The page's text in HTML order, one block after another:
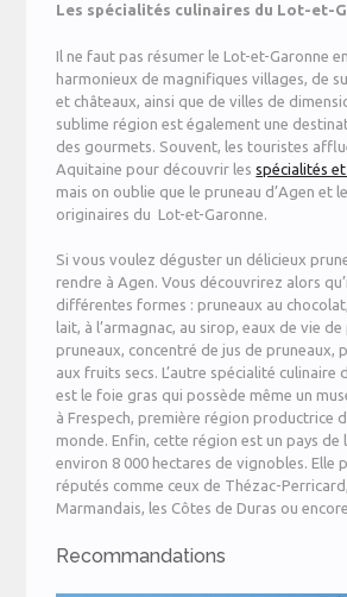
Les spécialités culinaires du Lot-et-
Il ne faut pas résumer le Lot-et-Garonne
harmonieux de magnifiques villages, de
et châteaux, ainsi que de villes de
sublime région est également une
des gourmets. Souvent, les touristes
Aquitaine pour découvrir lesspécialités
mais on oublie que le pruneau d’Agen et
originaires du Lot-et-Garonne.
Si vous voulez déguster un délicieux
rendre à Agen. Vous découvrirez alors
différentes formes : pruneaux au
lait, à l’armagnac, au sirop, eaux de vie
pruneaux, concentré de jus de pruneaux,
aux fruits secs. L’autre spécialité culinaire
est le foie gras qui possède même un
à Frespech, première région productrice
monde. Enfin, cette région est un pays de
environ 8 000 hectares de vignobles. Elle
réputés comme ceux de Thézac-
Marmandais, les Côtes de Duras ou
Recommandations